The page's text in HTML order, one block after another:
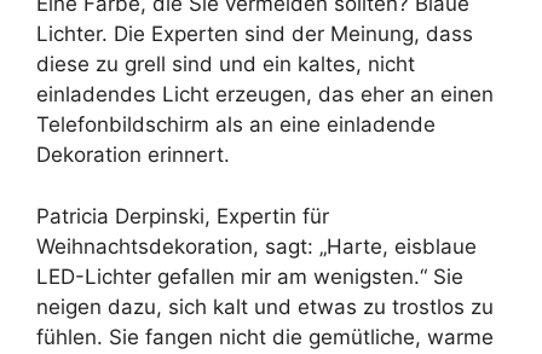
Lichter. Die Experten sind der Meinung, dass
diese zu grell sind und ein kaltes, nicht
einladendes Licht erzeugen, das eher an einen
Telefonbildschirm als an eine einladende
Dekoration erinnert.
Patricia Derpinski, Expertin für
Weihnachtsdekoration, sagt: „Harte, eisblaue
LED-Lichter gefallen mir am wenigsten.“ Sie
neigen dazu, sich kalt und etwas zu trostlos zu
fühlen. Sie fangen nicht die gemütliche, warme